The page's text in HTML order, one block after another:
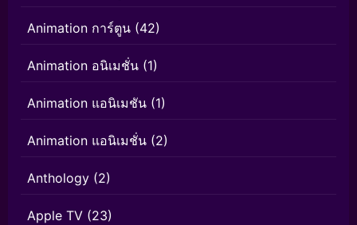
Animation การ์ตูน (42)
Animation อนิเมชั่น (1)
Animation แอนิเมชัน (1)
Animation แอนิเมชั่น (2)
Anthology (2)
Apple TV (23)